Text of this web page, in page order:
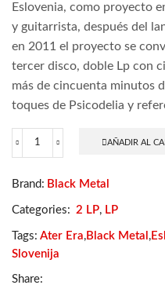
Eslovenia, como proyecto
y guitarrista, después del
en 2011 el proyecto se
tercer disco, doble Lp con
más de cincuenta minutos
toques de Psicodelia y
Ater
-
Clades
cantidad
AÑADIR AL
Brand: Black Metal
Categories: 2 LP, LP
Tags: Ater Era, Black Metal ,
Slovenija
Share: